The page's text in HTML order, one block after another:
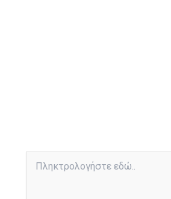
εδώ..